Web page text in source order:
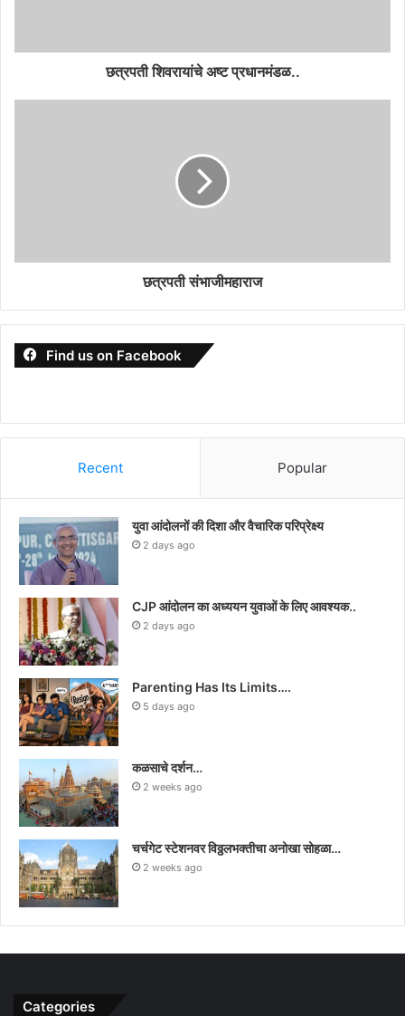
छत्रपती शिवरायांचे अष्ट प्रधानमंडळ..
छत्रपती संभाजीमहाराज
Find us on Facebook
Recent Popular
युवा आंदोलनों की दिशा और वैचारिक परिप्रेक्ष्य
2 days ago
CJP आंदोलन का अध्ययन युवाओं के लिए आवश्यक..
2 days ago
Parenting Has Its Limits….
5 days ago
कळसाचे दर्शन…
2 weeks ago
चर्चगेट स्टेशनवर विठ्ठलभक्तीचा अनोखा सोहळा…
2 weeks ago
Categories